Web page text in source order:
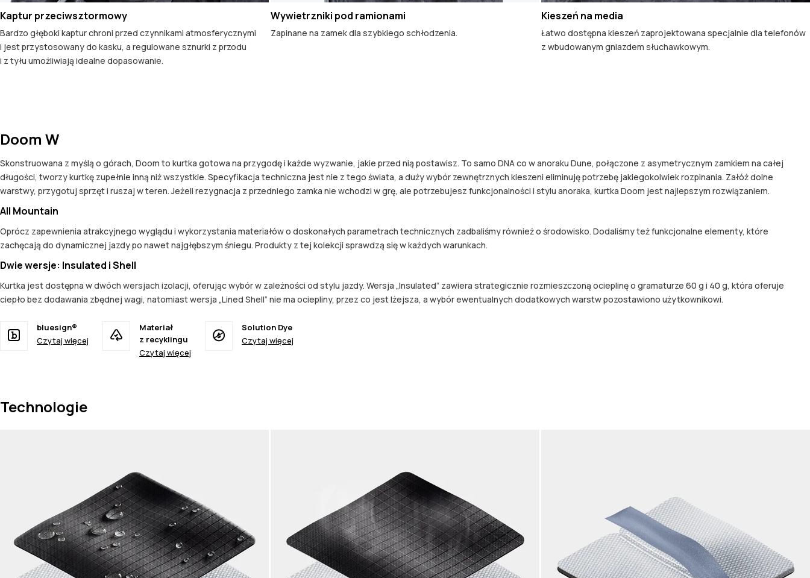
Kaptur przeciwsztormowy
Bardzo głęboki kaptur chroni przed czynnikami atmosferycznymi
i jest przystosowany do kasku, a regulowane sznurki z przodu
i z tyłu umożliwiają idealne dopasowanie.
Wywietrzniki pod ramionami
Zapinane na zamek dla szybkiego schłodzenia.
Kieszeń na media
Łatwo dostępna kieszeń zaprojektowana specjalnie dla telefonów
z wbudowanym gniazdem słuchawkowym.
Doom W
Skonstruowana z myślą o górach, Doom to kurtka gotowa na przygodę i każde wyzwanie, jakie przed nią postawisz. To samo DNA co w anoraku Dune, połączone z asymetrycznym zamkiem na całej
długości, tworzy kurtkę zupełnie inną niż wszystkie. Specyfikacja techniczna jest nie z tego świata, a duży wybór zewnętrznych kieszeni eliminuję potrzebę jakiegokolwiek rozpinania. Załóż dolne
warstwy, przygotuj sprzęt i ruszaj w teren. Jeżeli rezygnacja z przedniego zamka nie wchodzi w grę, ale potrzebujesz funkcjonalności i stylu anoraka, kurtka Doom jest najlepszym rozwiązaniem.
All Mountain
Oprócz zapewnienia atrakcyjnego wyglądu i wykorzystania materiałów o doskonałych parametrach technicznych zadbaliśmy również o środowisko. Dodaliśmy też funkcjonalne elementy, które
zachęcają do dynamicznej jazdy po nawet najgłębszym śniegu. Produkty z tej kolekcji sprawdzą się w każdych warunkach.
Dwie wersje: Insulated i Shell
Kurtka jest dostępna w dwóch wersjach izolacji, oferując wybór w zależności od stylu jazdy. Wersja „Insulated” zawiera strategicznie rozmieszczoną ocieplinę o gramaturze 60 g i 40 g, która oferuje
ciepło bez dodawania zbędnej wagi, natomiast wersja „Lined Shell” nie ma ociepliny, przez co jest lżejsza, a wybór ewentualnych dodatkowych warstw pozostawiono użytkownikowi.
bluesign®
Czytaj więcej
Materiał
z recyklingu
Czytaj więcej
Solution Dye
Czytaj więcej
Technologie